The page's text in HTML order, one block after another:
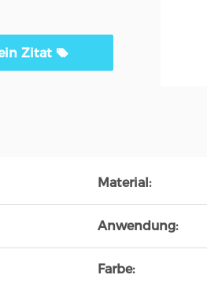
Zitat
Material:
Anwendung:
Farbe: